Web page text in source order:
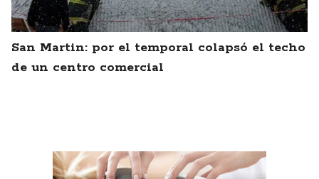
San Martin: por el temporal colapsó el techo
de un centro comercial